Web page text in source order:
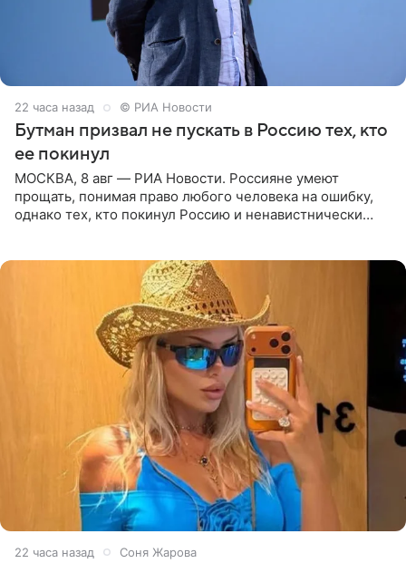
22 часа назад © РИА Новости
Бутман призвал не пускать в Россию тех, кто
ее покинул
МОСКВА, 8 авг — РИА Новости. Россияне умеют
прощать, понимая право любого человека на ошибку,
однако тех, кто покинул Россию и ненавистнически
22 часа назад Соня Жарова